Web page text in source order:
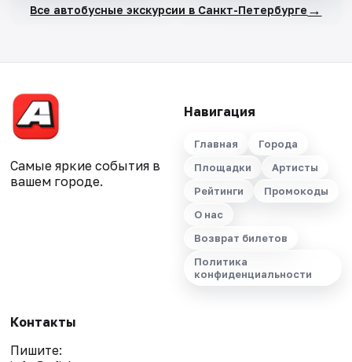
Все автобусные экскурсии в Санкт-Петербурге →
Самые яркие события в
вашем городе.
Навигация
Главная
Города
Площадки
Артисты
Рейтинги
Промокоды
О нас
Возврат билетов
Политика
конфиденциальности
Контакты
Пишите: